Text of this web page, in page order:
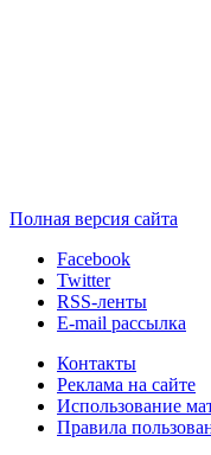
Полная версия сайта
Facebook
Twitter
RSS-ленты
E-mail рассылка
Контакты
Реклама на сайте
Использование
Правила